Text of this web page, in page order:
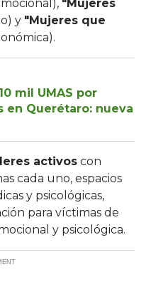
"Mujeres
y "Mujeres que
mil UMAS por
en Querétaro: nueva
activos con
cada uno, espacios
y psicológicas,
para víctimas de
y psicológica.